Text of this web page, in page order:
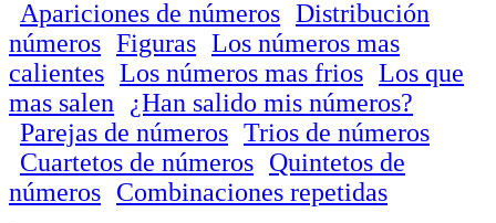
Apariciones de números Distribución
números Figuras Los números mas
calientes Los números mas frios Los que
mas salen
¿Han salido mis números?
Parejas de números Trios de números
Cuartetos de números Quintetos de
números Combinaciones repetidas